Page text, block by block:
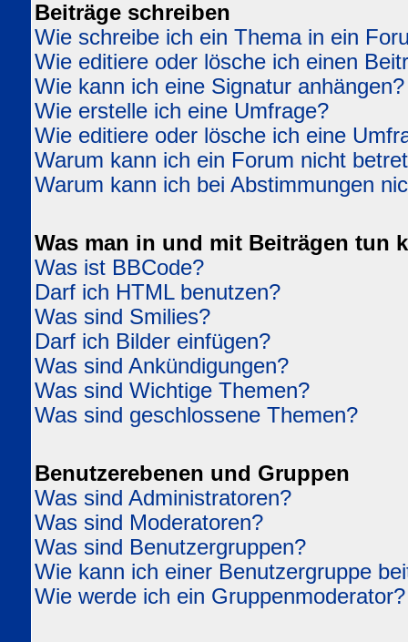
Beiträge schreiben
Wie schreibe ich ein Thema in ein
Wie editiere oder lösche ich einen
Wie kann ich eine Signatur anhängen?
Wie erstelle ich eine Umfrage?
Wie editiere oder lösche ich eine
Warum kann ich ein Forum nicht
Warum kann ich bei Abstimmungen
Was man in und mit Beiträgen tun
Was ist BBCode?
Darf ich HTML benutzen?
Was sind Smilies?
Darf ich Bilder einfügen?
Was sind Ankündigungen?
Was sind Wichtige Themen?
Was sind geschlossene Themen?
Benutzerebenen und Gruppen
Was sind Administratoren?
Was sind Moderatoren?
Was sind Benutzergruppen?
Wie kann ich einer Benutzergruppe
Wie werde ich ein Gruppenmoderator?